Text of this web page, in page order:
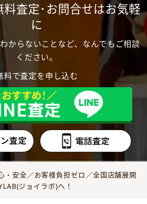
料査定･お問合せはお気軽
に
からないことなど、なんでもご相談
ください。
料で査定を申し込む
・安全／お客様負担ゼロ／全国店舗展開
ジョイラボ)へ！